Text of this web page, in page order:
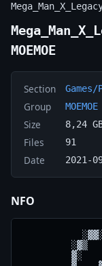
MOEMOE
Section
Group MOEMOE
Size 8,24
Files 91
Date 2021-
NFO
░▓▓░ ░▓▓      ▒▓▒    ▓▒ ▒▓    ▓▓    ▒▓▒    ░▒▒
         ░▓▒      ▓▒▒     ▒▓▓   ▓▓▒▒▓▒   ▒▓    █░       ███▓░
         ▓░       ▒▒▒▒▒▓▓██████▓▓▒▓██████▓▓    ▒       ▓▒▒███▓░
         ▓    ▓    ▒▓███████████████████████▓          ▓▒▓██████
       ░▓▓    ▒▒░▓█████████████████████████████░   ▒  ░▓░███▓████▒
      ▓▓▒░   ▓▓██████████████████████████████████▓▓░  ▓▓  ░  ▒████▓▒░
     ▓▓░▒  ▒███████████████████████████████████████▒  ▓       ████████▓
     ▓▒░░▒██████████████████████████████████████████▓    ░█▓ ███████████
    ▓▒ ▒▓█████████████████████████████████████████████▒ ▓█▒   ███████████░
    ▒░▒████████████████████████████████████████████████▓▒░      ░█████████░
    ░███████████████████████████████████████████████████▓   ░░   ██████████
    ▓████████████████████████████████████████████████████▓ ▓██  ▒██████████▒
   ▓███████████████████████▓▒██████████████████████████████░    ████████████
  ▓██▓██▓▓█████████████████▒▒██▓███████████████████████████▓      ▓█████████▒
  ██▓▓▓▓▒██████████████████▒▒▓█▒████████████████████████████      ▓████▓███▓▒
 ██▓▓▓▓▓▒█▓▓▓██▓███████████▓ ▒█▓▓██▓██▓████▓▓▓██▓▓███████████ ░░▓██████▓▓█▓█▓
▒█▓▓█▓▓▒▓▓▓▓▓██▓█▓███▓████▓▓  ██▒███▓█▓▓███▓▓▓▓█▓▓▓██████████▒▒▒▒███▓███▓█▓▓▓▒
▓█▓██▓▓▓▓█▓▒▒██▓▓▓██▒▓▓███▒▓░ ░█▒▓███▓█▓▓███▓▓▓███▓▓▓█████▓██▓░▒ ░██▒▓▓█▓▓█▓▓▓
▓███▓▓█▓███▓▓██▓▓███▒▓████▒▓   ██ ████▓█▓█████▓▓██▓█▓▓████▓███░░▒███▓▒▓▓▓▒██▓█
▓███▓███▓██▓████▓███▒█████▒▓   ▒█▒ ████████████▓▓███▓▓██▓█▒███▒ ▓████▓▓█▓▓▓███
▓███████▓██▓█████▓██▒██▓██▒▓    ██ ▒█▓█████▓████▓████▓██▓▓▒███▓▒█████▓▓▓██▓███▒
████████▓███████████ ▓█▓▓█▒▓    ▒█░ ▓█░█████▒████▓███▓██▓▓▓███████████▓███▓███▒
█████████████████▓██▓░█▓▓█▒░░    ██░ █▓ ░████▒▓█████████▓█████████████████████▓
████████████████▓ █████▒░█▒      ░█  ░▓▓▒▓██████████████▓█████████▓███████████▓
█▓█████████████▒▒ █████▓ ▒░       ▓▒ ▓███████▒░▓████████▓█████████▒████████████
▓ █████████████▓  ████░█▓          ▒▓█▓▓█████▒▒▒█▓████████████████▒████████████
  ██████████████  ▒█████            ▒░ ░████████▒ ████████████████▒████████████
  ██████████████   ▒███▓                ██▓████   ██████████████▓█▓████████████
  ██████████████ ░▓░▒▓▒                  ▓▓▓▓█   ▒██████████████▓█▓████████████
  ██████████████▒▓▓▓░                     ▒▓▒    ▓████████████░█▓████▓▓████████
 ░██████████████▒ ░░░░░░ ▓▓            ▒▒▓▓▒▒▒▒░ ████████████  ██████▒ ████████
 ▓████████████▓██        ▒█           ░▒▒▓▒▒▒▒▒░░███████████   ██▒██▓  ████████
 ██████████████▓█